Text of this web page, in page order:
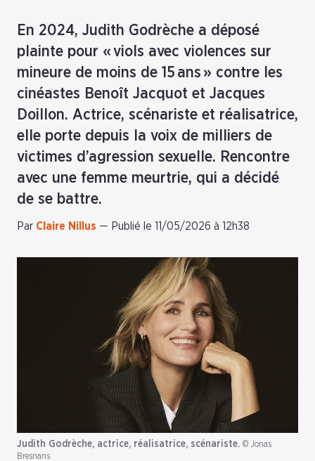
En 2024, Judith Godrèche a déposé
plainte pour « viols avec violences sur
mineure de moins de 15 ans » contre les
cinéastes Benoît Jacquot et Jacques
Doillon. Actrice, scénariste et réalisatrice,
elle porte depuis la voix de milliers de
victimes d’agression sexuelle. Rencontre
avec une femme meurtrie, qui a décidé
de se battre.
Par Claire Nillus — Publié le 11/05/2026 à 12h38
Judith Godrèche, actrice, réalisatrice, scénariste. © Jonas
Bresnans